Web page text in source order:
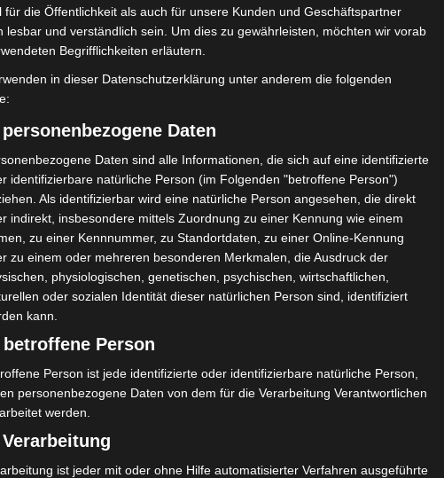
für großzügige Spende an die Feuerwehr Godshorn. - Foto: Feuerwehr Godshorn
Oktober
August
April
März
Februar
Januar
August
Mai 2024
für die Öffentlichkeit als auch für unsere Kunden und Geschäftspartner
lesbar und verständlich sein. Um dies zu gewährleisten, möchten wir vorab
Begrifflichkeiten erläutern.
in dieser Datenschutzerklärung unter anderem die folgenden
Daten
Daten sind alle Informationen, die sich auf eine identifizierte
identifizierbare natürliche Person (im Folgenden "betroffene Person")
Als identifizierbar wird eine natürliche Person angesehen, die direkt
indirekt, insbesondere mittels Zuordnung zu einer Kennung wie einem
zu einer Kennnummer, zu Standortdaten, zu einer Online-Kennung
zu einem oder mehreren besonderen Merkmalen, die Ausdruck der
physiologischen, genetischen, psychischen, wirtschaftlichen,
oder sozialen Identität dieser natürlichen Person sind, identifiziert
kann.
betroffene Person
Person ist jede identifizierte oder identifizierbare natürliche Person,
personenbezogene Daten von dem für die Verarbeitung Verantwortlichen
werden.
ist jeder mit oder ohne Hilfe automatisierter Verfahren ausgeführte